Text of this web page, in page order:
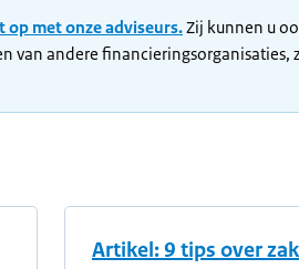
op met onze adviseurs.Zij kunnen u
van andere financieringsorganisaties,
Artikel: 9 tips over